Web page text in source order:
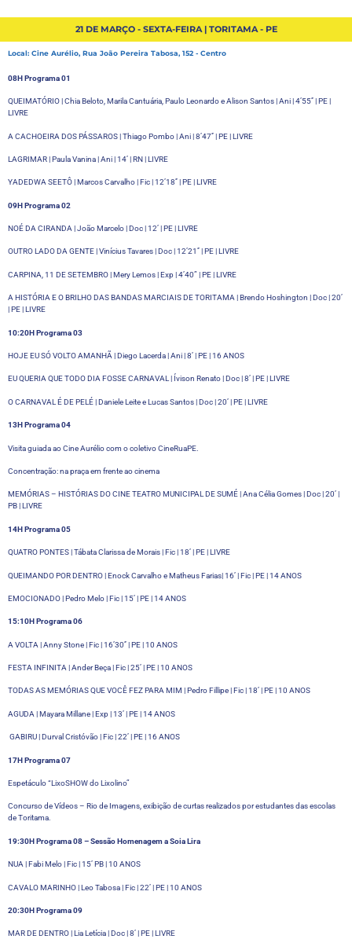
21 DE MARÇO - SEXTA-FEIRA | TORITAMA - PE
Local: Cine Aurélio, Rua João Pereira Tabosa, 152 - Centro
08H Programa 01
QUEIMATÓRIO | Chia Beloto, Marila Cantuária, Paulo Leonardo e Alison Santos | Ani | 4’55’’ | PE |
LIVRE
A CACHOEIRA DOS PÁSSAROS | Thiago Pombo | Ani | 8’47’’ | PE | LIVRE
LAGRIMAR | Paula Vanina | Ani | 14’ | RN | LIVRE
YADEDWA SEETÔ | Marcos Carvalho | Fic | 12’18’’ | PE | LIVRE
09H Programa 02
NOÉ DA CIRANDA | João Marcelo | Doc | 12’ | PE | LIVRE
OUTRO LADO DA GENTE | Vinícius Tavares | Doc | 12’21’’ | PE | LIVRE
CARPINA, 11 DE SETEMBRO | Mery Lemos | Exp | 4’40” | PE | LIVRE
A HISTÓRIA E O BRILHO DAS BANDAS MARCIAIS DE TORITAMA | Brendo Hoshington | Doc | 20’
| PE | LIVRE
10:20H Programa 03
HOJE EU SÓ VOLTO AMANHÃ | Diego Lacerda | Ani | 8’ | PE | 16 ANOS
EU QUERIA QUE TODO DIA FOSSE CARNAVAL | Ívison Renato | Doc | 8’ | PE | LIVRE
O CARNAVAL É DE PELÉ | Daniele Leite e Lucas Santos | Doc | 20’ | PE | LIVRE
13H Programa 04
Visita guiada ao Cine Aurélio com o coletivo CineRuaPE.
Concentração: na praça em frente ao cinema
MEMÓRIAS – HISTÓRIAS DO CINE TEATRO MUNICIPAL DE SUMÉ | Ana Célia Gomes | Doc | 20’ |
PB | LIVRE
14H Programa 05
QUATRO PONTES | Tábata Clarissa de Morais | Fic | 18’ | PE | LIVRE
QUEIMANDO POR DENTRO | Enock Carvalho e Matheus Farias| 16’ | Fic | PE | 14 ANOS
EMOCIONADO | Pedro Melo | Fic | 15’ | PE | 14 ANOS
15:10H Programa 06
A VOLTA | Anny Stone | Fic | 16’30’’ | PE | 10 ANOS
FESTA INFINITA | Ander Beça | Fic | 25’ | PE | 10 ANOS
TODAS AS MEMÓRIAS QUE VOCÊ FEZ PARA MIM | Pedro Fillipe | Fic | 18’ | PE | 10 ANOS
AGUDA | Mayara Millane | Exp | 13’ | PE | 14 ANOS
GABIRU | Durval Cristóvão | Fic | 22’ | PE | 16 ANOS
17H Programa 07
Espetáculo “LixoSHOW do Lixolino”
Concurso de Vídeos – Rio de Imagens, exibição de curtas realizados por estudantes das escolas
de Toritama.
19:30H Programa 08 – Sessão Homenagem a Soia Lira
NUA | Fabi Melo | Fic | 15’ PB | 10 ANOS
CAVALO MARINHO | Leo Tabosa | Fic | 22’ | PE | 10 ANOS
20:30H Programa 09
MAR DE DENTRO | Lia Letícia | Doc | 8’ | PE | LIVRE